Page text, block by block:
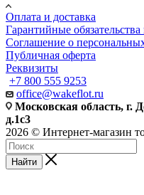
Оплата и доставка
Гарантийные
Соглашение о
Публичная оферта
Реквизиты
+7 800 555 9253
office@wakeflot.ru
Московская область, г.
д.1с3
2026 © Интернет-магазин
Найти